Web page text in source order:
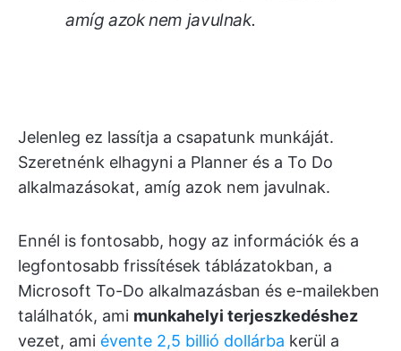
amíg azok nem javulnak.
Jelenleg ez lassítja a csapatunk munkáját.
Szeretnénk elhagyni a Planner és a To Do
alkalmazásokat, amíg azok nem javulnak.
Ennél is fontosabb, hogy az információk és a
legfontosabb frissítések táblázatokban, a
Microsoft To-Do alkalmazásban és e-mailekben
találhatók, ami munkahelyi terjeszkedéshez
vezet, ami évente 2,5 billió dollárba kerül a